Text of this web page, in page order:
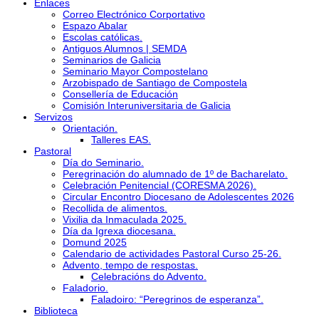
Enlaces
Correo Electrónico Corportativo
Espazo Abalar
Escolas católicas.
Antiguos Alumnos | SEMDA
Seminarios de Galicia
Seminario Mayor Compostelano
Arzobispado de Santiago de Compostela
Consellería de Educación
Comisión Interuniversitaria de Galicia
Servizos
Orientación.
Talleres EAS.
Pastoral
Día do Seminario.
Peregrinación do alumnado de 1º de Bacharelato.
Celebración Penitencial (CORESMA 2026).
Circular Encontro Diocesano de Adolescentes 2026
Recollida de alimentos.
Vixilia da Inmaculada 2025.
Día da Igrexa diocesana.
Domund 2025
Calendario de actividades Pastoral Curso 25-26.
Advento, tempo de respostas.
Celebracións do Advento.
Faladorio.
Faladoiro: “Peregrinos de esperanza”.
Biblioteca